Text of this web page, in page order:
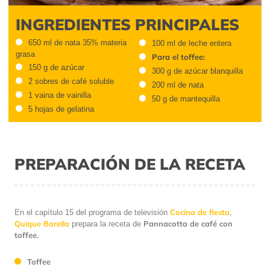
INGREDIENTES PRINCIPALES
650 ml de nata 35% materia
grasa
150 g de azúcar
2 sobres de café soluble
1 vaina de vainilla
5 hojas de gelatina
100 ml de leche entera
Para el toffee:
300 g de azúcar blanquilla
200 ml de nata
50 g de mantequilla
PREPARACIÓN DE LA RECETA
En el capítulo 15 del programa de televisión Cocina de fiesta
Quique Barella prepara la receta de Pannacotta de café con
toffee.
Toffee